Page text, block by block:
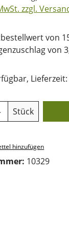
zzgl.
von
von
Lieferzeit:
Stück
hinzufügen
10329